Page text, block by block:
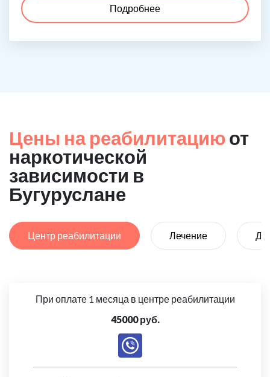
Подробнее
Цены на реабилитациюот
наркотической
зависимости в
Бугуруслане
Центр реабилитации Лечение
При оплате 1 месяца в центре реабилитации
45000 руб.